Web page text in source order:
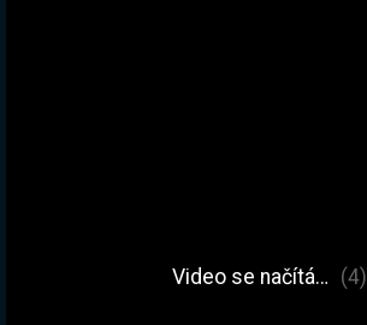
Video se načítá… (4)